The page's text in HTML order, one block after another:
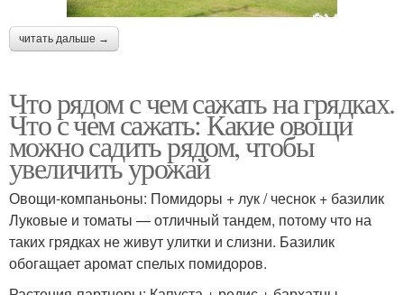
читать дальше →
Что рядом с чем сажать на грядках.
Что с чем сажать: Какие овощи
можно садить рядом, чтобы
увеличить урожай
Овощи-компаньоны: Помидоры + лук / чеснок + базилик
Луковые и томаты — отличный тандем, потому что на
таких грядках не живут улитки и слизни. Базилик
обогащает аромат спелых помидоров.